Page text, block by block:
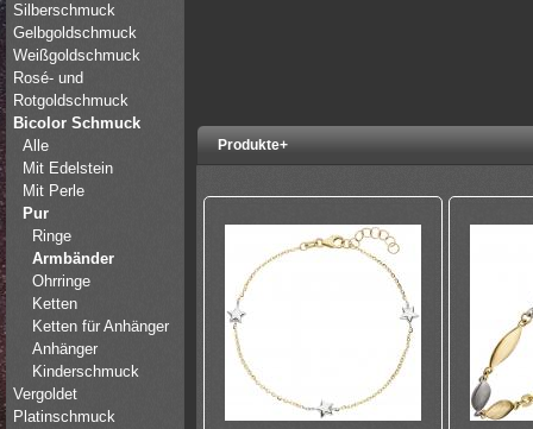
Produkte+
Silberschmuck
Gelbgoldschmuck
Weißgoldschmuck
Rosé- und
Rotgoldschmuck
Bicolor Schmuck
Alle
Mit Edelstein
Mit Perle
Pur
Ringe
Armbänder
Ohrringe
Ketten
Ketten für Anhänger
Anhänger
Kinderschmuck
Vergoldet
Platinschmuck